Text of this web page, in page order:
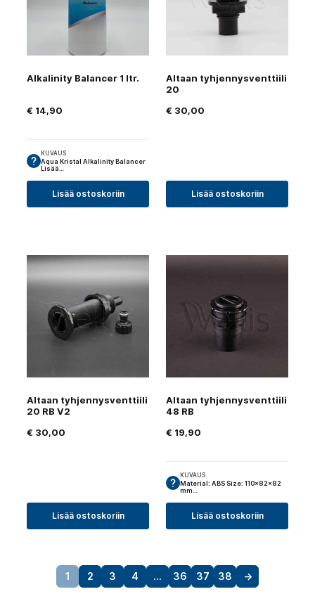
Alkalinity Balancer 1 ltr.
€ 14,90
KUVAUS
Aqua Kristal Alkalinity Balancer
Lisää…
Lisää ostoskoriin
Altaan tyhjennysventtiili
20
€ 30,00
Lisää ostoskoriin
Altaan tyhjennysventtiili
20 RB V2
€ 30,00
Lisää ostoskoriin
Altaan tyhjennysventtiili
48 RB
€ 19,90
KUVAUS
Material: ABS Size: 110x82x82
mm…
Lisää ostoskoriin
1 2 3 4 … 36 37 38 →